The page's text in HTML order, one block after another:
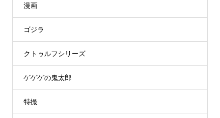
漫画
ゴジラ
クトゥルフシリーズ
ゲゲゲの鬼太郎
特撮